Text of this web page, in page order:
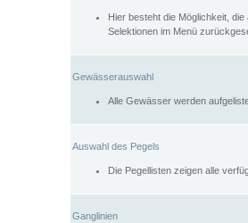
Hier besteht die Möglichkeit,
Selektionen im Menü
Gewässerauswahl
Alle Gewässer werden
Auswahl des Pegels
Die Pegellisten zeigen alle
Ganglinien